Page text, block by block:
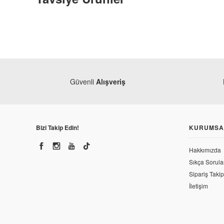
230,23 TL
Güvenli Alışveriş
Bizi Takip Edin!
Hakkımızda
Sıkça
Sipariş Takip
İletişim